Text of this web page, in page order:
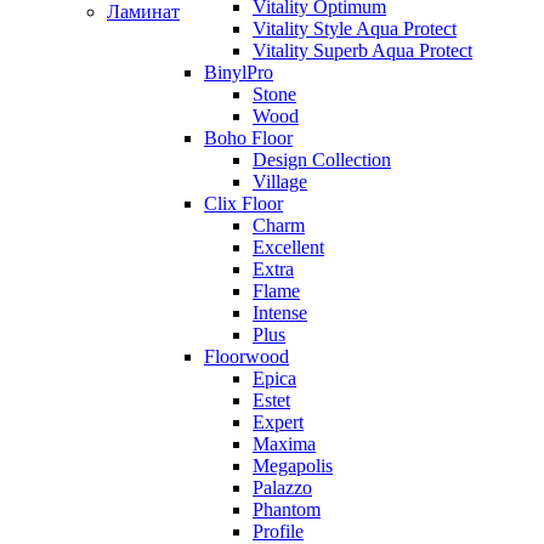
Ламинат
Vitality Optimum
Vitality Style Aqua Protect
Vitality Superb Aqua Protect
BinylPro
Stone
Wood
Boho Floor
Design Collection
Village
Clix Floor
Charm
Excellent
Extra
Flame
Intense
Plus
Floorwood
Epica
Estet
Expert
Maxima
Megapolis
Palazzo
Phantom
Profile